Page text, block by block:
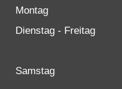
Montag
Dienstag - Freitag
Samstag